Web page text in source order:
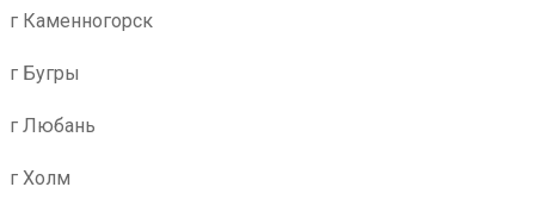
г Каменногорск
г Бугры
г Любань
г Холм